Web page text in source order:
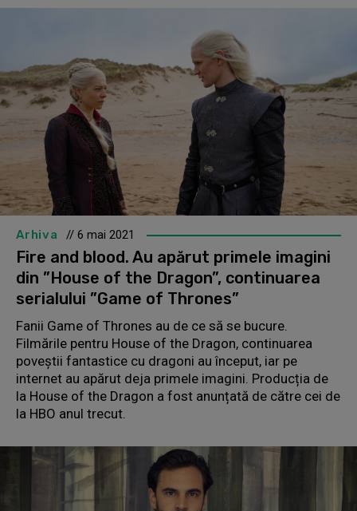
Arhiva // 6 mai 2021
Fire and blood. Au apărut primele imagini
din ”House of the Dragon”, continuarea
serialului ”Game of Thrones”
Fanii Game of Thrones au de ce să se bucure.
Filmările pentru House of the Dragon, continuarea
poveștii fantastice cu dragoni au început, iar pe
internet au apărut deja primele imagini. Producția de
la House of the Dragon a fost anunțată de către cei de
la HBO anul trecut.